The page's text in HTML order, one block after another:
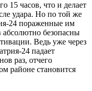
15 часов, что и делает
удара. Но по той же
24 пораженные им
абсолютно безопасны
Ведь уже через
24 падает
раз, отчего
районе становится